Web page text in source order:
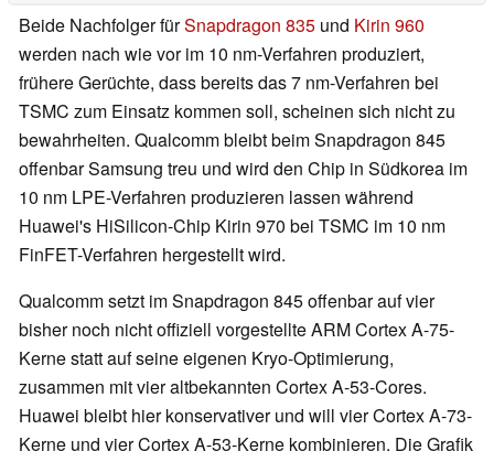
Beide Nachfolger fürSnapdragon 835 und Kirin 960
werden nach wie vor im 10 nm-Verfahren produziert,
frühere Gerüchte, dass bereits das 7 nm-Verfahren bei
TSMC zum Einsatz kommen soll, scheinen sich nicht zu
bewahrheiten. Qualcomm bleibt beim Snapdragon 845
offenbar Samsung treu und wird den Chip in Südkorea im
10 nm LPE-Verfahren produzieren lassen während
Huawei's HiSilicon-Chip Kirin 970 bei TSMC im 10 nm
FinFET-Verfahren hergestellt wird.
Qualcomm setzt im Snapdragon 845 offenbar auf vier
bisher noch nicht offiziell vorgestellte ARM Cortex A-75-
Kerne statt auf seine eigenen Kryo-Optimierung,
zusammen mit vier altbekannten Cortex A-53-Cores.
Huawei bleibt hier konservativer und will vier Cortex A-73-
Kerne und vier Cortex A-53-Kerne kombinieren. Die Grafik